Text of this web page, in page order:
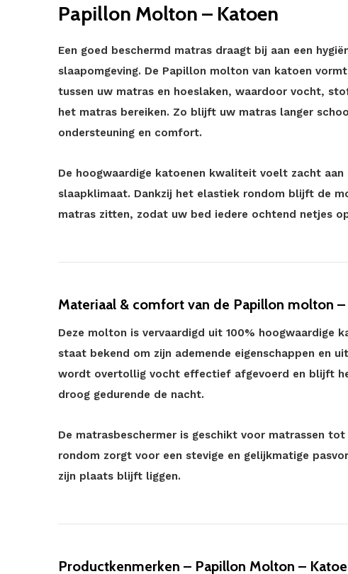
Papillon Molton – Katoen
Een goed beschermd matras draagt bij aan een
slaapomgeving. De Papillon molton van katoen
tussen uw matras en hoeslaken, waardoor vocht,
het matras bereiken. Zo blijft uw matras langer
ondersteuning en comfort.
De hoogwaardige katoenen kwaliteit voelt zacht
slaapklimaat. Dankzij het elastiek rondom blijft de
matras zitten, zodat uw bed iedere ochtend netjes
Materiaal & comfort van de Papillon molton
Deze molton is vervaardigd uit 100% hoogwaardige
staat bekend om zijn ademende eigenschappen en
wordt overtollig vocht effectief afgevoerd en blijft
droog gedurende de nacht.
De matrasbeschermer is geschikt voor matrassen
rondom zorgt voor een stevige en gelijkmatige
zijn plaats blijft liggen.
Productkenmerken – Papillon Molton –